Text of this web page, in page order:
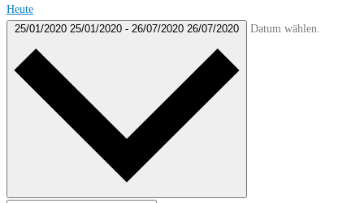
Heute
25/01/2020 25/01/2020 - 26/07/2020 26/07/2020 Datum wählen.